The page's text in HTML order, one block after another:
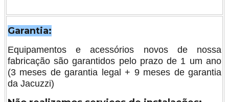
Garantia:
Equipamentos e acessórios novos de nossa
fabricação são garantidos pelo prazo de 1 um ano
(3 meses de garantia legal + 9 meses de garantia
da Jacuzzi)